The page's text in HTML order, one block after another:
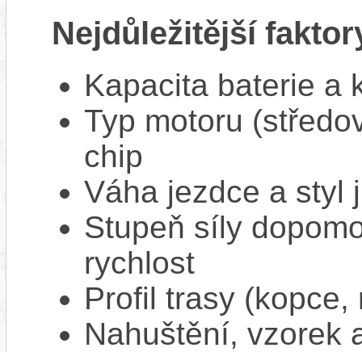
Nejdůležitější
Kapacita baterie a
Typ motoru
chip
Váha jezdce a styl
Stupeň síly
rychlost
Profil trasy
Nahuštění, vzorek